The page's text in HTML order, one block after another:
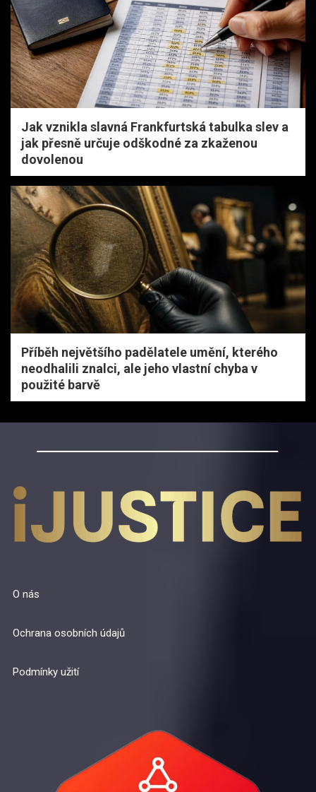
Jak vznikla slavná Frankfurtská tabulka slev a
jak přesně určuje odškodné za zkaženou
dovolenou
Příběh největšího padělatele umění, kterého
neodhalili znalci, ale jeho vlastní chyba v
použité barvě
O nás
Ochrana osobních údajů
Podmínky užití